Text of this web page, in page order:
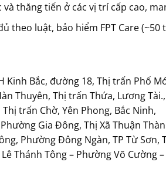
và thăng tiến ở các vị trí cấp cao,
theo luật, bảo hiểm FPT Care
Kinh Bắc, đường 18, Thị trấn Phố
Thuyên, Thị trấn Thứa, Lương Tài.,
Thị trấn Chờ, Yên Phong, Bắc Ninh,
Gia Đông, Thị Xã Thuận
Phường Đông Ngàn, TP Từ Sơn,
Thánh Tông – Phường Võ Cường